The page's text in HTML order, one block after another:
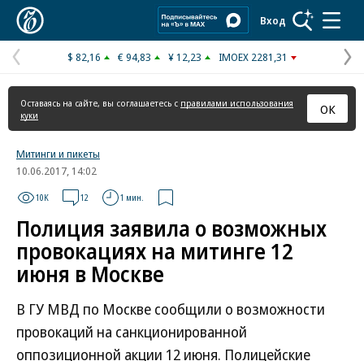
Вход
Предыдущая
страница
$ 82,16 € 94,83 ¥ 12,23 IMOEX 2281,31
Оставаясь на сайте, вы соглашаетесь с правилами использования
куки
ОК
Митинги и пикеты
10.06.2017, 14:02
10K 12 1 мин.
Полиция заявила о возможных
провокациях на митинге 12
июня в Москве
В ГУ МВД по Москве сообщили о возможности
провокаций на санкционированной
оппозиционной акции 12 июня. Полицейские